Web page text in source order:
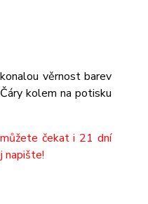
věrnost barev
kolem na potisku
čekat i 21 dní
napište!